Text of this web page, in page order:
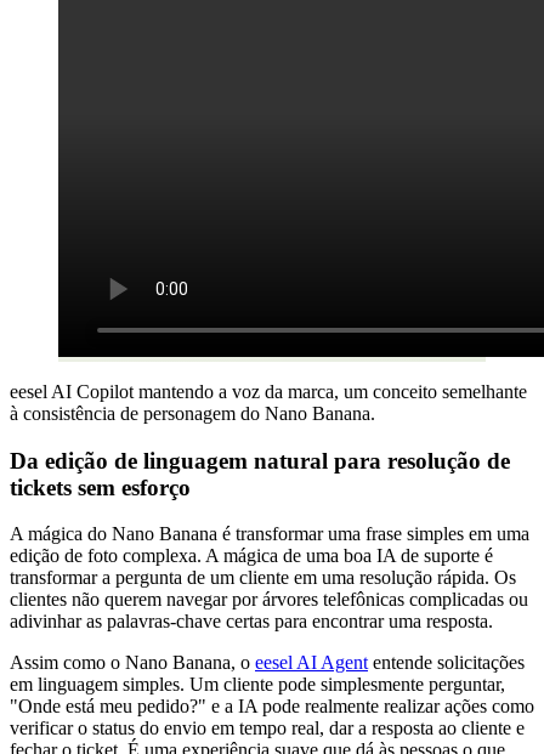
eesel AI Copilot mantendo a voz da marca, um conceito semelhante
à consistência de personagem do Nano Banana.
Da edição de linguagem natural para resolução de
tickets sem esforço
A mágica do Nano Banana é transformar uma frase simples em uma
edição de foto complexa. A mágica de uma boa IA de suporte é
transformar a pergunta de um cliente em uma resolução rápida. Os
clientes não querem navegar por árvores telefônicas complicadas ou
adivinhar as palavras-chave certas para encontrar uma resposta.
Assim como o Nano Banana, o eesel AI Agent entende solicitações
em linguagem simples. Um cliente pode simplesmente perguntar,
"Onde está meu pedido?" e a IA pode realmente realizar ações como
verificar o status do envio em tempo real, dar a resposta ao cliente e